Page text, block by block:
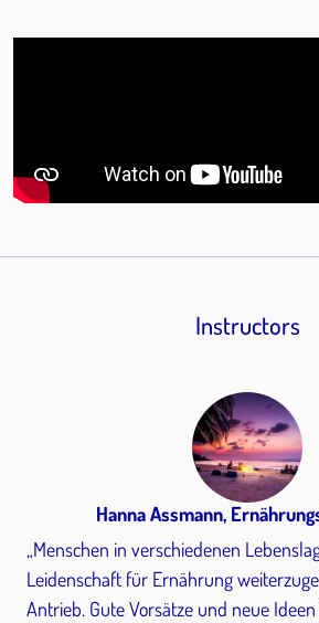
Instructors
Hanna Assmann,
„Menschen in verschiedenen
Leidenschaft für Ernährung
Antrieb. Gute Vorsätze und neue